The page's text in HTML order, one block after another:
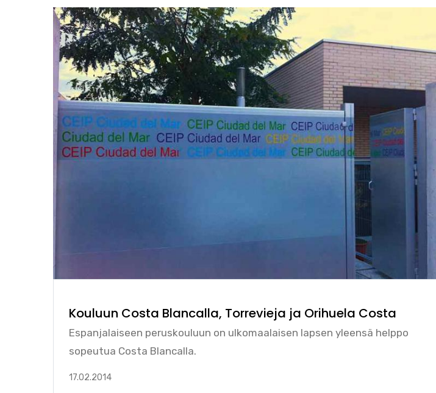
Kouluun Costa Blancalla, Torrevieja ja Orihuela Costa
Espanjalaiseen peruskouluun on ulkomaalaisen lapsen yleensä helppo
sopeutua Costa Blancalla.
17.02.2014